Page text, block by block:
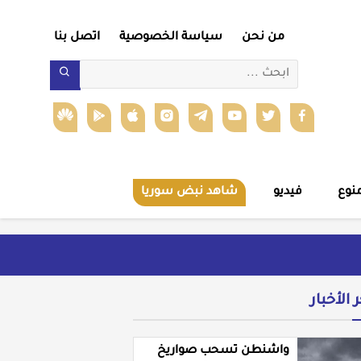
من نحن سياسة الخصوصية اتصل بنا
فيديو شاهد نبض سوريا
الأخبار
واشنطن تسحب صواريخ